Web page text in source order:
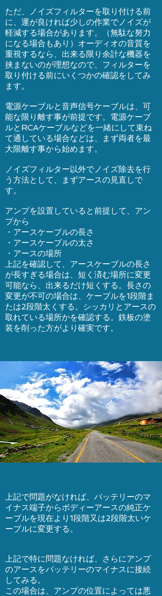
ただ、ノイズフィルターを取り付ける前
に、運が良ければ少しの作業でノイズが
軽減する場合があります。（無駄な努力
になる場合もあり）オーディオの音質を
重視するなら、出来る限り余計な機器を
挟まないのが理想なので、フィルターを
取り付ける前にいくつかの確認をしてみ
ます。
電源ケーブルと音声信号ケーブルは、可
能な限り離す事が前提です。電源ケーブ
ルとRCAケーブルなどを一緒にして束ね
て通している場合などは、まず両者を最
大限離す事から始めます。
ノイズフィルター以外でノイズ除去を行
う方法として、まずアースの見直しで
す。
アンプを設置していると前提して、アン
プから
・アースケーブルの長さ
・アースケーブルの太さ
・アースの場所
上記を確認して、アースケーブルの長さ
が長すぎる場合は、短く済む場所に変更
可能なら、出来るだけ短くする。長さの
変更が不可の場合は、ケーブルを1段階ま
たは2段階太くする。シッカリとアースの
取れている場所かを確認する。鉄板の塗
装を削った方がより確実です。
上記で問題がなければ、バッテリーのマ
イナス端子からボディーアースの純正ケ
ーブルを現在より1段階又は2段階太いケ
ーブルに変更する。
上記で特に問題なければ、さらにアンプ
のアースをバッテリーのマイナスに接続
してみる。
この場合は、アンプの位置によっては悪